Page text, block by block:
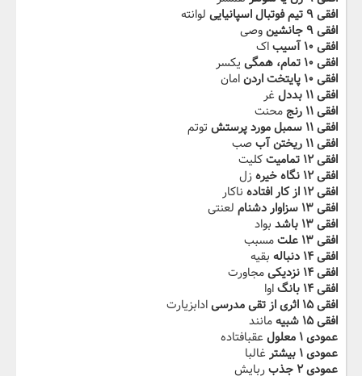
افقی ۹ تیم فوتبال اسپانیایی
لوانته
افقی ۹ جانشین
وصی
افقی ۱۰ آسیب
اک
افقی ۱۰ تمام، همگی
یکسر
افقی ۱۰ پایتخت اردن
امان
افقی ۱۱ بددل
غر
افقی ۱۱ رنج
محنت
افقی ۱۱ سمبل مورد پرستش
توتم
افقی ۱۱ ریختن آب
صب
افقی ۱۲ تمامیت
کلیت
افقی ۱۲ نگاه خیره
زل
افقی ۱۲ از کار افتاده
ناکار
افقی ۱۳ سزاوار دشنام
لعنتی
افقی ۱۳ باشد
بواد
افقی ۱۳ علت
مسبب
افقی ۱۴ دنباله
بقیه
افقی ۱۴ نزدیکی
مجاورت
افقی ۱۴ بانگ
اوا
افقی ۱۵ اثری از تقی مدرسی
ادابزیارت
افقی ۱۵ شبیه
مانند
عمودی ۱ معلول
عقبافتاده
عمودی ۱ بیشتر
غالبا
عمودی ۲ جذب
ربایش